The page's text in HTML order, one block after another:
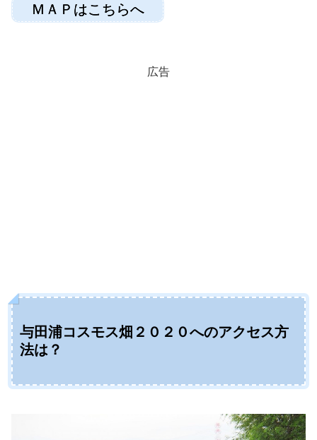
ＭＡＰはこちらへ
広告
与田浦コスモス畑２０２０へのアクセス方
法は？